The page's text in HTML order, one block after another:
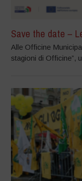
Save the date –
Alle Officine
stagioni di Officine”,